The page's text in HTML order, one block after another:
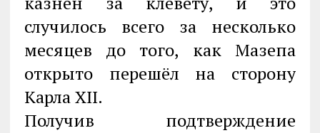
случилось всего за несколько
месяцев до того, как Мазепа
открыто перешёл на сторону
Карла XII.
Получив подтверждение